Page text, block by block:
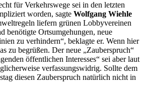
für Verkehrswege sei in den letzten
worden, sagte Wolfgang Wiehle
liefern grünen Lobbyvereinen
benötigte Ortsumgehungen, neue
zu verhindern“, beklagte er. Wenn hier
zu begrüßen. Der neue „Zauberspruch“
öffentlichen Interesses“ sei aber laut
verfassungswidrig. Sollte dem
diesen Zauberspruch natürlich nicht in